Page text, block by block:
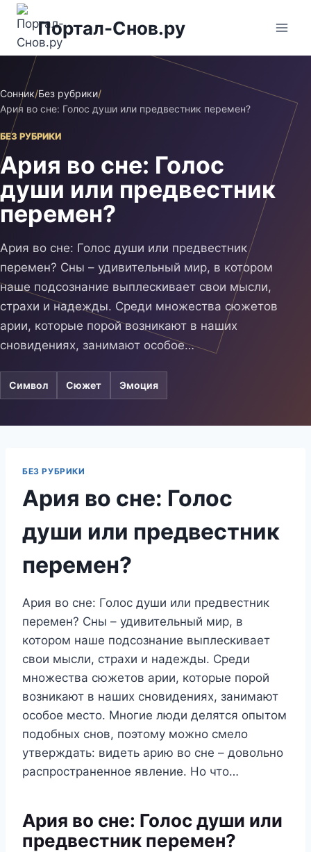
Перейти
содержимому
Портал-Снов.ру
Сонник/Без рубрики/
Ария во сне: Голос души или предвестник перемен?
БЕЗ РУБРИКИ
Ария во сне: Голос
души или предвестник
перемен?
Ария во сне: Голос души или предвестник
перемен? Сны – удивительный мир, в котором
наше подсознание выплескивает свои мысли,
страхи и надежды. Среди множества сюжетов
арии, которые порой возникают в наших
сновидениях, занимают особое…
Символ Сюжет Эмоция
БЕЗ РУБРИКИ
Ария во сне: Голос
души или предвестник
перемен?
Ария во сне: Голос души или предвестник
перемен? Сны – удивительный мир, в
котором наше подсознание выплескивает
свои мысли, страхи и надежды. Среди
множества сюжетов арии, которые порой
возникают в наших сновидениях, занимают
особое место. Многие люди делятся опытом
подобных снов, поэтому можно смело
утверждать: видеть арию во сне – довольно
распространенное явление. Но что…
Ария во сне: Голос души или
предвестник перемен?